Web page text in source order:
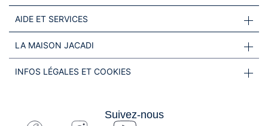
AIDE ET SERVICES
LA MAISON JACADI
INFOS LÉGALES ET COOKIES
Suivez-nous